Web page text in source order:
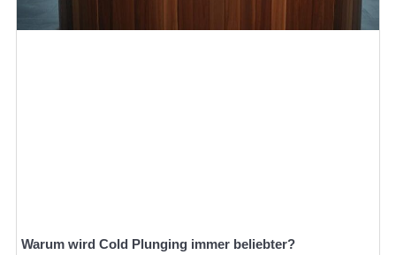
Warum wird Cold Plunging immer beliebter?